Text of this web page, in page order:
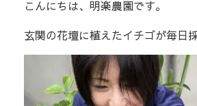
こんにちは、明楽農園です。
玄関の花壇に植えたイチゴが毎日